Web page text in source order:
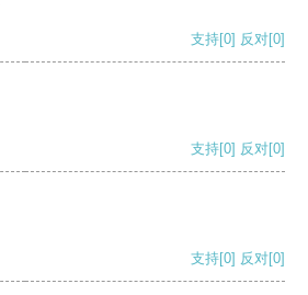
支持[0] 反对[0]
支持[0] 反对[0]
支持[0] 反对[0]